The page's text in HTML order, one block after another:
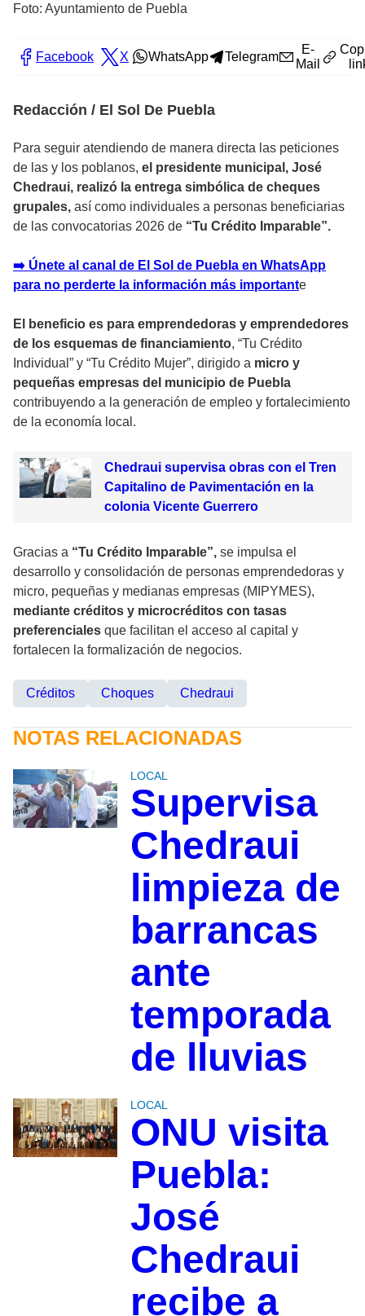
Foto: Ayuntamiento de Puebla
Facebook X WhatsApp Telegram
E-
Mail
Redacción / El Sol De Puebla
Para seguir atendiendo de manera directa las peticiones
de las y los poblanos, el presidente municipal, José
Chedraui, realizó la entrega simbólica de cheques
grupales, así como individuales a personas beneficiarias
de las convocatorias 2026 de “Tu Crédito Imparable”.
➡️ Únete al canal de El Sol de Puebla en WhatsApp
para no perderte la información más importante
El beneficio es para emprendedoras y emprendedores
de los esquemas de financiamiento, “Tu Crédito
Individual” y “Tu Crédito Mujer”, dirigido a micro y
pequeñas empresas del municipio de Puebla
contribuyendo a la generación de empleo y fortalecimiento
de la economía local.
Chedraui supervisa obras con el Tren
Capitalino de Pavimentación en la
colonia Vicente Guerrero
Gracias a “Tu Crédito Imparable”, se impulsa el
desarrollo y consolidación de personas emprendedoras y
micro, pequeñas y medianas empresas (MIPYMES),
mediante créditos y microcréditos con tasas
preferenciales que facilitan el acceso al capital y
fortalecen la formalización de negocios.
Créditos Choques Chedraui
NOTAS RELACIONADAS
LOCAL
Supervisa
Chedraui
limpieza de
barrancas
ante
temporada
de lluvias
LOCAL
ONU visita
Puebla:
José
Chedraui
recibe a